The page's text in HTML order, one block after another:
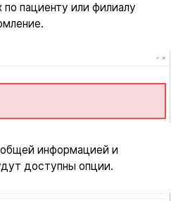
пациенту или филиалу
информацией и
доступны опции.